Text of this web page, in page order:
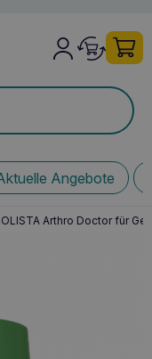
Angebote
Arthro Doctor für